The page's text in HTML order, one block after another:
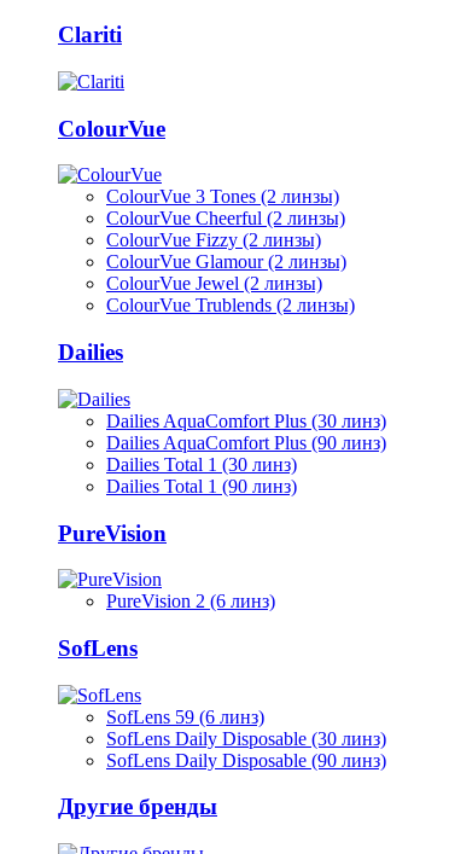
Clariti
ColourVue
ColourVue 3 Tones (2 линзы)
ColourVue Cheerful (2 линзы)
ColourVue Fizzy (2 линзы)
ColourVue Glamour (2 линзы)
ColourVue Jewel (2 линзы)
ColourVue Trublends (2 линзы)
Dailies
Dailies AquaComfort Plus (30 линз)
Dailies AquaComfort Plus (90 линз)
Dailies Total 1 (30 линз)
Dailies Total 1 (90 линз)
PureVision
PureVision 2 (6 линз)
SofLens
SofLens 59 (6 линз)
SofLens Daily Disposable (30 линз)
SofLens Daily Disposable (90 линз)
Другие бренды